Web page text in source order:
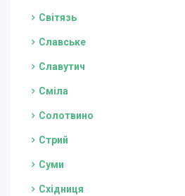
Світязь
Славське
Славутич
Сміла
Солотвино
Стрий
Суми
Східниця